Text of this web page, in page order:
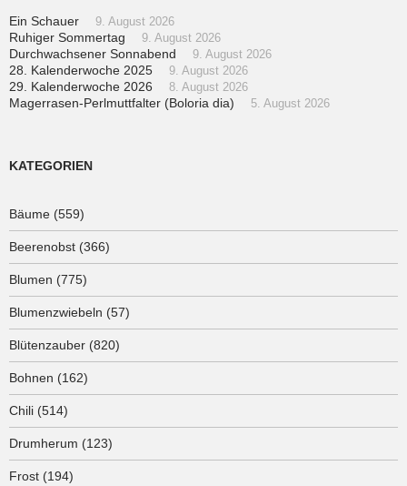
Ein Schauer 9. August 2026
Ruhiger Sommertag 9. August 2026
Durchwachsener Sonnabend 9. August 2026
28. Kalenderwoche 2025 9. August 2026
29. Kalenderwoche 2026 8. August 2026
Magerrasen-Perlmuttfalter (Boloria dia) 5. August 2026
KATEGORIEN
Bäume (559)
Beerenobst (366)
Blumen (775)
Blumenzwiebeln (57)
Blütenzauber (820)
Bohnen (162)
Chili (514)
Drumherum (123)
Frost (194)